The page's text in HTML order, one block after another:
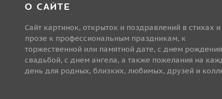
О САЙТЕ
Сайт картинок, открыток и поздравлений в стихах и
прозе к профессиональным праздникам, к
торжественной или памятной дате, с днем
свадьбой, с днем ангела, а также пожелания на
день для родных, близких, любимых, друзей и